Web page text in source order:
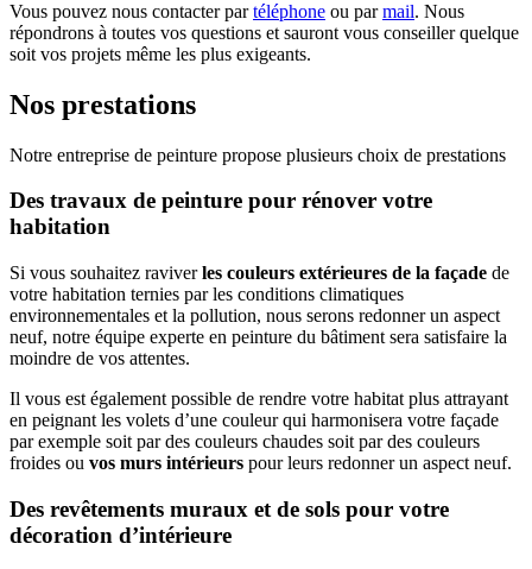
Vous pouvez nous contacter partéléphone ou parmail. Nous
répondrons à toutes vos questions et sauront vous conseiller quelque
soit vos projets même les plus exigeants.
Nos prestations
Notre entreprise de peinture propose plusieurs choix de prestations
Des travaux de peinture pour rénover votre
habitation
Si vous souhaitez raviverles couleurs extérieures de la façade de
votre habitation ternies par les conditions climatiques
environnementales et la pollution, nous serons redonner un aspect
neuf, notre équipe experte en peinture du bâtiment sera satisfaire la
moindre de vos attentes.
Il vous est également possible de rendre votre habitat plus attrayant
en peignant les volets d’une couleur qui harmonisera votre façade
par exemple soit par des couleurs chaudes soit par des couleurs
froides ou vos murs intérieurs pour leurs redonner un aspect neuf.
Des revêtements muraux et de sols pour votre
décoration d’intérieure